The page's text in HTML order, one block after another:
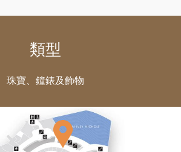
類型
珠寶、鐘錶及飾物